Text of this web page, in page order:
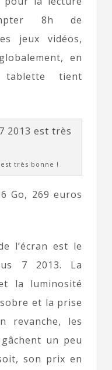
8h de
jeux vidéos,
en
tient
très bonne !
Go, 269 euros
l’écran est le
7 2013. La
la luminosité
et la prise
revanche, les
un peu
son prix en